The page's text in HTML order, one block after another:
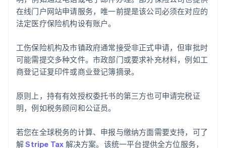
在线门户网站申请服务，唯一前提是该公司必须在对应的
法定医疗保险机构设有账户。
工伤保险机构及市镇政府通常接受非正式申请，但审批时
可能需提交多种文件。市政部门或要求补充材料，例如工
商登记证复印件或商业登记簿摘录。
原则上，持有有效授权委托书的第三方也可申请完税证
明，例如税务顾问和公证员。
若您在全球税务的计算、申报与缴纳方面需要支持，可了
解Stripe Tax 解决方案。该统一平台提供全方位服务，